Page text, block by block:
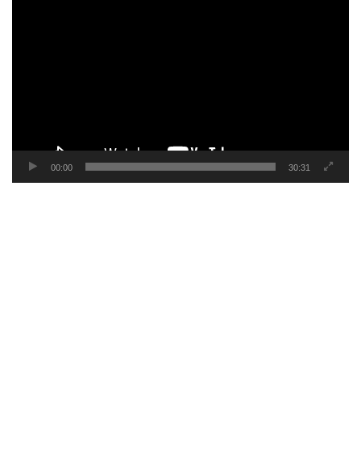
00:00 30:31